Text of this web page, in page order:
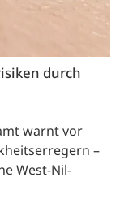
durch
warnt vor
–
West-Nil-